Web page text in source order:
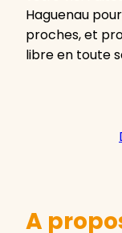
Haguenau
proches, et
libre en toute
A